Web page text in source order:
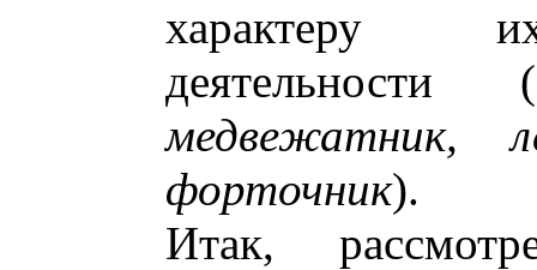
характеру
деятельности (
медвежатник,
форточник).
Итак,